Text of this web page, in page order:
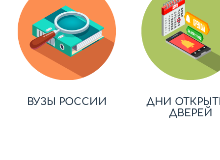
ВУЗЫ РОССИИ
ДНИ
ДВЕРЕЙ